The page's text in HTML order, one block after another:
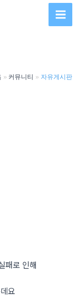
Main
커뮤니티 자유게시판
패로 인해
요